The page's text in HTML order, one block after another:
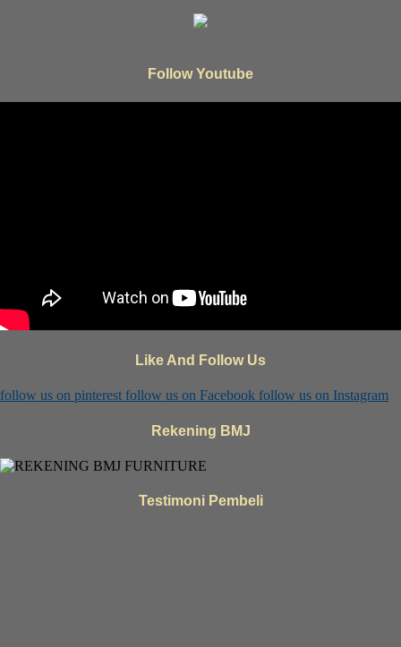
Follow Youtube
Like And Follow Us
follow us on pinterest follow us on Facebook follow us on Instagram
Rekening BMJ
Testimoni Pembeli